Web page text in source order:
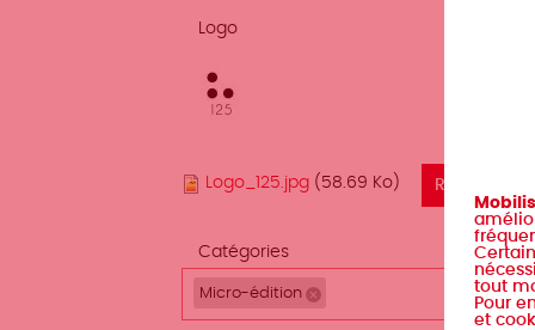
Logo
Logo_125.jpg (58.69 Ko)
Catégories
Micro-édition
Remove selection
Mobilis
tout
Pour
et